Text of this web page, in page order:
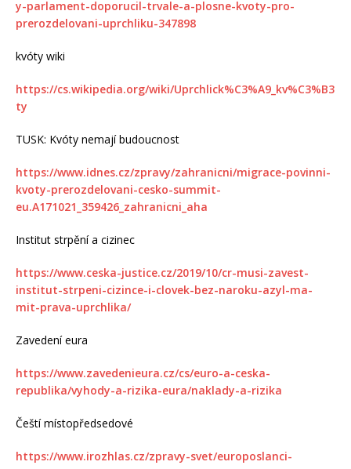
y-parlament-doporucil-trvale-a-plosne-kvoty-pro-
prerozdelovani-uprchliku-347898
kvóty wiki
https://cs.wikipedia.org/wiki/Uprchlick%C3%A9_kv%C3%B3
ty
TUSK: Kvóty nemají budoucnost
https://www.idnes.cz/zpravy/zahranicni/migrace-povinni-
kvoty-prerozdelovani-cesko-summit-
eu.A171021_359426_zahranicni_aha
Institut strpění a cizinec
https://www.ceska-justice.cz/2019/10/cr-musi-zavest-
institut-strpeni-cizince-i-clovek-bez-naroku-azyl-ma-
mit-prava-uprchlika/
Zavedení eura
https://www.zavedenieura.cz/cs/euro-a-ceska-
republika/vyhody-a-rizika-eura/naklady-a-rizika
Čeští místopředsedové
https://www.irozhlas.cz/zpravy-svet/europoslanci-